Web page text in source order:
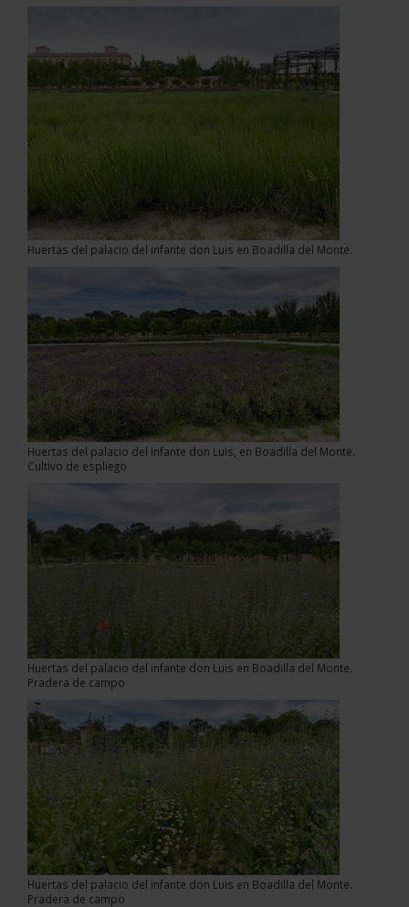
Huertas del palacio del infante don Luis en Boadilla del Monte.
Huertas del palacio del infante don Luis, en Boadilla del Monte.
Cultivo de espliego
Huertas del palacio del infante don Luis en Boadilla del Monte.
Pradera de campo
Huertas del palacio del infante don Luis en Boadilla del Monte.
Pradera de campo